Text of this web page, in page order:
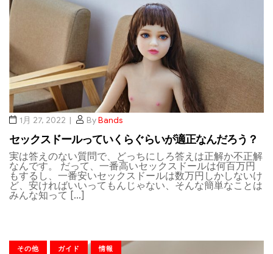
1月 27, 2022 ByBands
セックスドールっていくらぐらいが適正なんだろう？
実は答えのない質問で、どっちにしろ答えは正解か不正解
なんです。 だって、一番高いセックスドールは何百万円
もするし、一番安いセックスドールは数万円しかしないけ
ど、安ければいいってもんじゃない、そんな簡単なことは
みんな知って […]
その他 ガイド 情報